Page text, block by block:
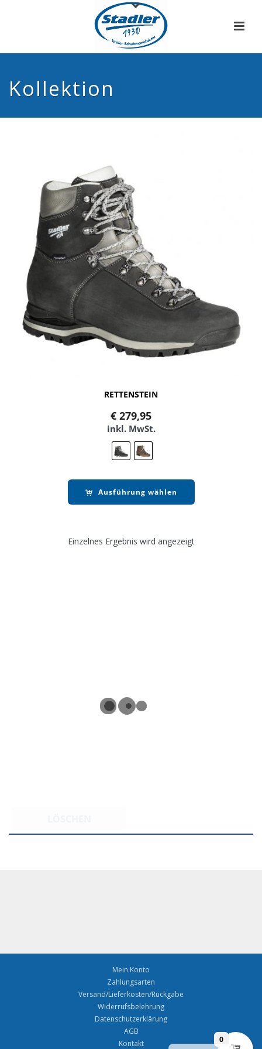
Kollektion
RETTENSTEIN
€ 279,95
inkl. MwSt.
Ausführung wählen
Einzelnes Ergebnis wird angezeigt
Mein Konto
Zahlungsarten
Versand/Lieferkosten/Rückgabe
Widerrufsbelehrung
Datenschutzerklärung
AGB
Kontakt
0